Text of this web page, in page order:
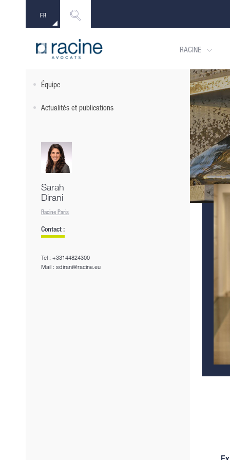
FR
EN
RACINE
Équipe
Actualités et publications
Sarah
Dirani
Racine Paris
Contact :
Tel : +33144824300
Mail : sdirani@racine.eu